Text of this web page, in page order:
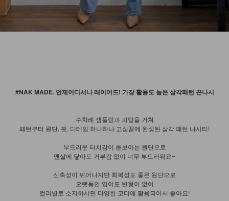
#NAK MADE. 언제어디서나 레이어드! 가장 활용도 높은 삼각패턴 끈나시
수차례 샘플링과 피팅을 거쳐
패턴부터 원단, 핏, 디테일 하나하나 고심끝에 완성된 삼각 패턴 나시티!
부드러운 터치감이 돋보이는 원단으로
맨살에 닿아도 거부감 없이 너무 부드러워요~
신축성이 뛰어나지만 회복성도 좋은 원단으로
오랫동안 입어도 변형이 없어
컬러별로 소지하시면 다양한 코디에 활용되어서 좋아요!